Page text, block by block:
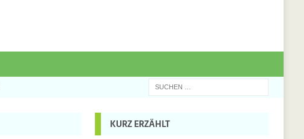
KURZ ERZÄHLT